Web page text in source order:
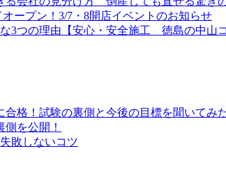
ープン！3/7・8開店イベントのお知らせ
3つの理由【安心・安全施工 徳島の中山コ
格！試験の裏側と今後の目標を聞いてみ
を公開！
敗しないコツ